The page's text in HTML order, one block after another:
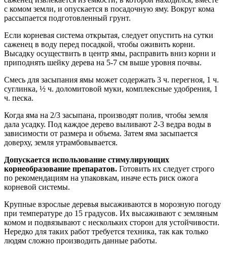
с комом земли, и опускается в посадочную яму. Вокруг кома
рассыпается подготовленный грунт.
Если корневая система открытая, следует опустить на сутки
саженец в воду перед посадкой, чтобы оживить корни.
Высадку осуществить в центр ямы, расправить вниз корни и
приподнять шейку дерева на 5-7 см выше уровня почвы.
Смесь для засыпания ямы может содержать 3 ч. перегноя, 1 ч.
суглинка, ½ ч. доломитовой муки, комплексные удобрения, 1
ч. песка.
Когда яма на 2/3 засыпана, производят полив, чтобы земля
дала усадку. Под каждое дерево выливают 2-3 ведра воды в
зависимости от размера и объема. Затем яма засыпается
доверху, земля утрамбовывается.
Допускается использование стимулирующих
корнеобразование препаратов. Готовить их следует строго
по рекомендациям на упаковкам, иначе есть риск ожога
корневой системы.
Крупные взрослые деревья высаживаются в морозную погоду
при температуре до 15 градусов. Их высаживают с земляным
комом и подвязывают с нескольких сторон для устойчивости.
Нередко для таких работ требуется техника, так как только
людям сложно производить данные работы.